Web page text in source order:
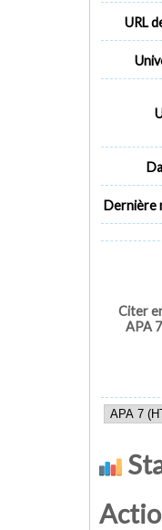
URL
Dernière
Citer
APA